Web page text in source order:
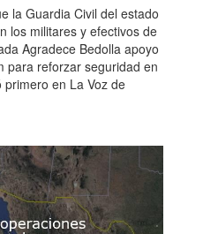
la Guardia Civil del estado
los militares y efectivos de
Agradece Bedolla apoyo
para reforzar seguridad en
en La Voz de